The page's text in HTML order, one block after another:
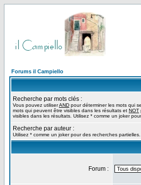
Forums il Campiello
Recherche par mots clés :
Vous pouvez utiliserAND pour déterminer les mots qui
mots qui peuvent être visibles dans les résultats et NOT
visibles dans les résultats. Utilisez * comme un joker
Recherche par auteur :
Utilisez * comme un joker pour des recherches partielles.
Forum :